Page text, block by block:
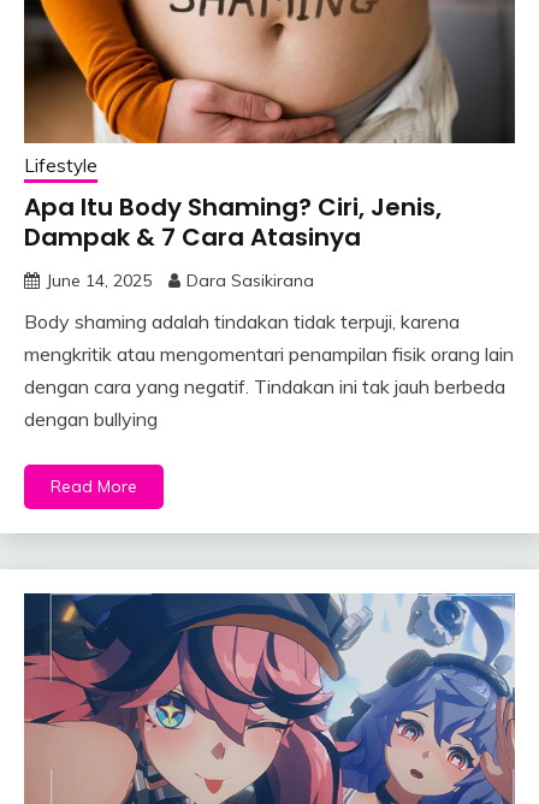
Lifestyle
Apa Itu Body Shaming? Ciri, Jenis,
Dampak & 7 Cara Atasinya
June 14, 2025 Dara Sasikirana
Body shaming adalah tindakan tidak terpuji, karena
mengkritik atau mengomentari penampilan fisik orang lain
dengan cara yang negatif. Tindakan ini tak jauh berbeda
dengan bullying
Read More